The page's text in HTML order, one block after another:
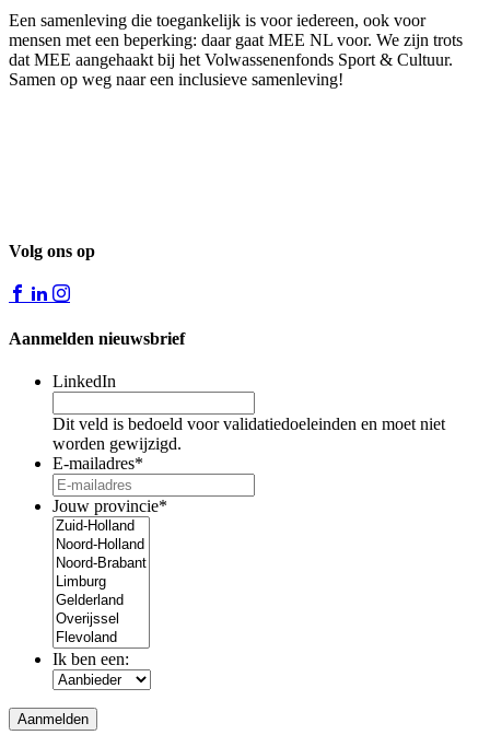
Een samenleving die toegankelijk is voor iedereen, ook voor
mensen met een beperking: daar gaat MEE NL voor. We zijn trots
dat MEE aangehaakt bij het Volwassenenfonds Sport & Cultuur.
Samen op weg naar een inclusieve samenleving!
Volg ons op
Aanmelden nieuwsbrief
LinkedIn
Dit veld is bedoeld voor validatiedoeleinden en moet niet
worden gewijzigd.
E-mailadres*
Jouw provincie*
Ik ben een: